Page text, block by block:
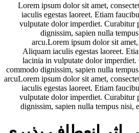
Lorem ipsum dolor sit amet,
iaculis egestas laoreet. Etiam
vulputate dolor imperdiet. Curabitur
dignissim, sapien nulla
arcu.Lorem ipsum dolor sit
Aliquam iaculis egestas laoreet.
lacinia in vulputate dolor imperdiet.
commodo dignissim, sapien nulla
arcuLorem ipsum dolor sit amet,
iaculis egestas laoreet. Etiam
vulputate dolor imperdiet. Curabitur
dignissim, sapien nulla tempus nisi,